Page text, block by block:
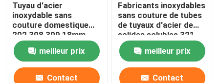
Tuyau d'acier
inoxydable sans
couture domestique
202 308 309 18mm
22mm 2 tube d'Inox de
pouce 304meilleur prix
Contact
Fabricants inoxydables
sans couture de tubes
de tuyaux d'acier de
solides solubles 321
16mm 16 échangeur de
chaleur de la mesure
304
meilleur prix
Contact